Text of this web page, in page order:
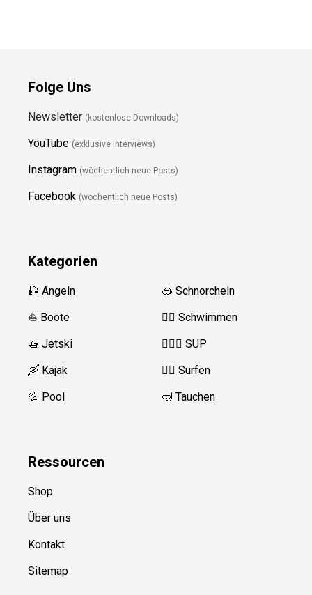
Folge Uns
Newsletter (kostenlose Downloads)
YouTube (exklusive Interviews)
Instagram (wöchentlich neue Posts)
Facebook (wöchentlich neue Posts)
Kategorien
🎣 Angeln
⛵️ Boote
🚤 Jetski
🛶 Kajak
💦 Pool
🥽 Schnorcheln
🏊‍♂️ Schwimmen
🏄‍♀️🛶 SUP
🏄‍♂️ Surfen
🤿 Tauchen
Ressourcen
Shop
Über uns
Kontakt
Sitemap